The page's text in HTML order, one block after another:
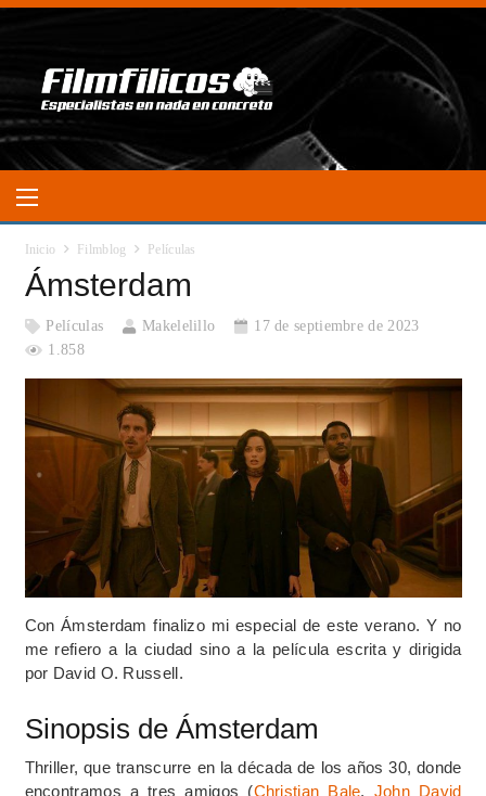
Inicio Filmblog Películas
Ámsterdam
Películas Makelelillo
17 de septiembre de 2023
1.858
Con Ámsterdam finalizo mi especial de este verano. Y no
me refiero a la ciudad sino a la película escrita y dirigida
por David O. Russell.
Sinopsis de Ámsterdam
Thriller, que transcurre en la década de los años 30, donde
encontramos a tres amigos (Christian Bale, John David